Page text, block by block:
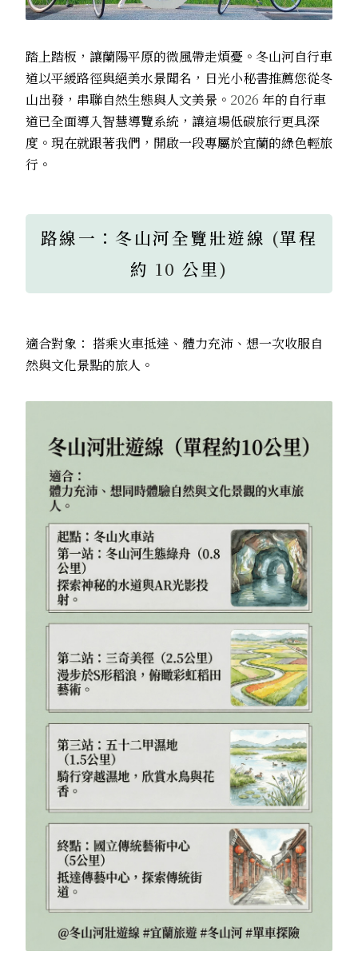
踏上踏板，讓蘭陽平原的微風帶走煩憂。冬山河自行車
道以平緩路徑與絕美水景聞名，日光小秘書推薦您從冬
山出發，串聯自然生態與人文美景。 2026 年的自行車
道已全面導入智慧導覽系統，讓這場低碳旅行更具深
度。現在就跟著我們，開啟一段專屬於宜蘭的綠色輕旅
行。
路線一：冬山河全覽壯遊線 (單程
約 10 公里)
適合對象： 搭乘火車抵達、體力充沛、想一次收服自
然與文化景點的旅人。